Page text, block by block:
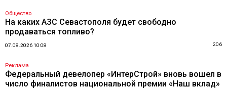
Общество
На каких АЗС Севастополя будет свободно
продаваться топливо?
07.08.2026 10:08 206
Реклама
Федеральный девелопер «ИнтерСтрой» вновь вошел в
число финалистов национальной премии «Наш вклад»